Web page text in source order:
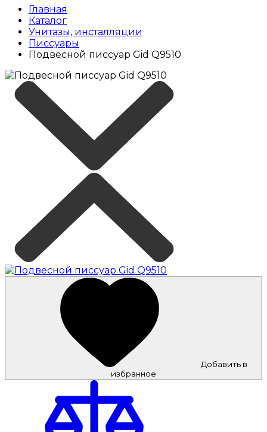
Главная
Каталог
Унитазы, инсталляции
Писсуары
Подвесной писсуар Gid Q9510
Добавить в
избранное